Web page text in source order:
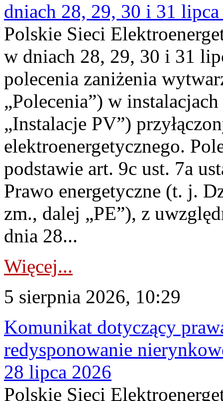
dniach 28, 29, 30 i 31
Polskie Sieci
w dniach 28, 29, 30 i 31
polecenia zaniżenia
„Polecenia”) w
„Instalacje PV”)
elektroenergetycznego.
podstawie art. 9c ust. 7a
Prawo energetyczne (t. j.
zm., dalej „PE”), z
dnia 28...
Więcej...
5 sierpnia 2026, 10:29
Komunikat dotyczący
redysponowanie
28 lipca 2026
Polskie Sieci